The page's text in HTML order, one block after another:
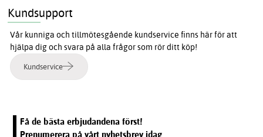
Kundsupport
Vår kunniga och tillmötesgående kundservice finns här för att
hjälpa dig och svara på alla frågor som rör ditt köp!
Kundservice
Få de bästa erbjudandena först!
Prenumerera på vårt nyhetsbrev idag